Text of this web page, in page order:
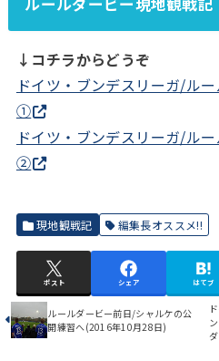
↓コチラからどうぞ
ドイツ・ブンデスリーガ/ル
①
ドイツ・ブンデスリーガ/ル
②
現地観戦記 編集長オススメ!!
ポスト シェア はてブ
ルールダービー前日/シャルケの公
開練習へ(2016年10月28日)